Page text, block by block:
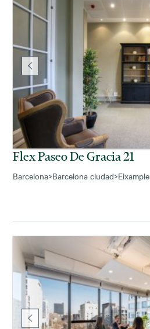
Flex Paseo De Gracia 21
Barcelona>Barcelona ciudad>Eixample